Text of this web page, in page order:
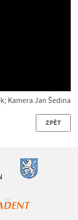
Kamera Jan Šedina
ZPĚT